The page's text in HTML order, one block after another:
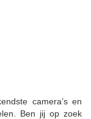
camera’s en
Ben jij op zoek